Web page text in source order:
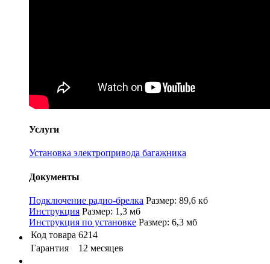
Услуги
Установка электропривода багажника
Документы
Подключение радио-брелка Размер: 89,6 кб
Инструкция Размер: 1,3 мб
Инструкция по установке Размер: 6,3 мб
Код товара 6214
Гарантия
12 месяцев